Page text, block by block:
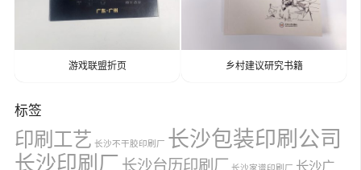
游戏联盟折页 乡村建议研究书籍
标签
印刷工艺 长沙不干胶印刷厂 长沙包装印刷公司
长沙印刷厂 长沙台历印刷厂 长沙家谱印刷厂 长沙广